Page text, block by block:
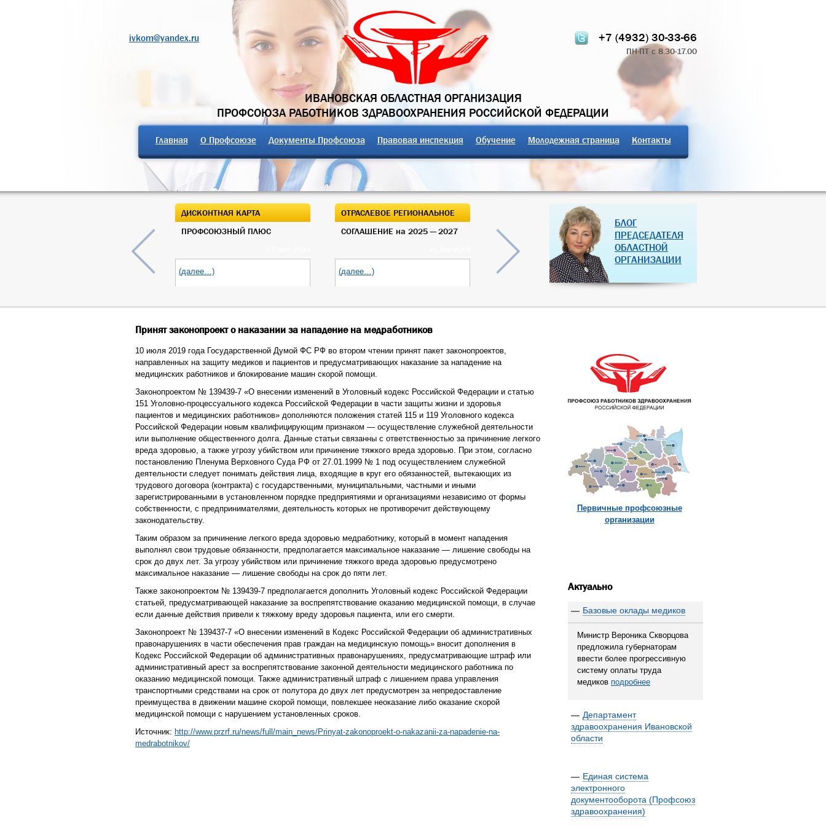
ivkom@yandex.ru +7 (4932) 30-33-66
ПН-ПТ с 8.30-17.00
ИВАНОВСКАЯ ОБЛАСТНАЯ ОРГАНИЗАЦИЯ
ПРОФСОЮЗА РАБОТНИКОВ ЗДРАВООХРАНЕНИЯ РОССИЙСКОЙ ФЕДЕРАЦИИ
Главная О Профсоюзе Документы Профсоюза Правовая инспекция Обучение Молодежная страница Контакты
ДИСКОНТНАЯ КАРТА
ПРОФСОЮЗНЫЙ ПЛЮС
(далее…)
ОТРАСЛЕВОЕ РЕГИОНАЛЬНОЕ
СОГЛАШЕНИЕ на 2025 — 2027
(далее…)
ОТКРЫТЫЙ ОТЧЁТ О РАБОТЕ
ОБЛАСТНОГО КОМИТЕТА 2024
07 Дек 2018
(далее…)
РОССИЙСКОЙ ФЕДЕРАЦИИ
БЛОГ
ПРЕДСЕДАТЕЛЯ
ОБЛАСТНОЙ
ОРГАНИЗАЦИИ
Принят законопроект о наказании за нападение на медработников
10 июля 2019 года Государственной Думой ФС РФ во втором чтении принят пакет законопроектов,
направленных на защиту медиков и пациентов и предусматривающих наказание за нападение на
медицинских работников и блокирование машин скорой помощи.
Законопроектом № 139439-7 «О внесении изменений в Уголовный кодекс Российской Федерации и статью
151 Уголовно-процессуального кодекса Российской Федерации в части защиты жизни и здоровья
пациентов и медицинских работников» дополняются положения статей 115 и 119 Уголовного кодекса
Российской Федерации новым квалифицирующим признаком — осуществление служебной деятельности
или выполнение общественного долга. Данные статьи связанны с ответственностью за причинение легкого
вреда здоровью, а также угрозу убийством или причинение тяжкого вреда здоровью. При этом, согласно
постановлению Пленума Верховного Суда РФ от 27.01.1999 № 1 под осуществлением служебной
деятельности следует понимать действия лица, входящие в круг его обязанностей, вытекающих из
трудового договора (контракта) с государственными, муниципальными, частными и иными
зарегистрированными в установленном порядке предприятиями и организациями независимо от формы
собственности, с предпринимателями, деятельность которых не противоречит действующему
законодательству.
Таким образом за причинение легкого вреда здоровью медработнику, который в момент нападения
выполнял свои трудовые обязанности, предполагается максимальное наказание — лишение свободы на
срок до двух лет. За угрозу убийством или причинение тяжкого вреда здоровью предусмотрено
максимальное наказание — лишение свободы на срок до пяти лет.
Также законопроектом № 139439-7 предполагается дополнить Уголовный кодекс Российской Федерации
статьей, предусматривающей наказание за воспрепятствование оказанию медицинской помощи, в случае
если данные действия привели к тяжкому вреду здоровья пациента, или его смерти.
Законопроект № 139437-7 «О внесении изменений в Кодекс Российской Федерации об административных
правонарушениях в части обеспечения прав граждан на медицинскую помощь» вносит дополнения в
Кодекс Российской Федерации об административных правонарушениях, предусматривающие штраф или
административный арест за воспрепятствование законной деятельности медицинского работника по
оказанию медицинской помощи. Также административный штраф с лишением права управления
транспортными средствами на срок от полутора до двух лет предусмотрен за непредоставление
преимущества в движении машине скорой помощи, повлекшее неоказание либо оказание скорой
медицинской помощи с нарушением установленных сроков.
Источник: http://www.przrf.ru/news/full/main_news/Prinyat-zakonoproekt-o-nakazanii-za-napadenie-na-
medrabotnikov/
Первичные профсоюзные
организации
Актуально
— Базовые оклады медиков
Министр Вероника Скворцова
предложила губернаторам
ввести более прогрессивную
систему оплаты труда
медиков подробнее
— Департамент
здравоохранения Ивановской
области
— Единая система
электронного
документооборота (Профсоюз
здравоохранения)